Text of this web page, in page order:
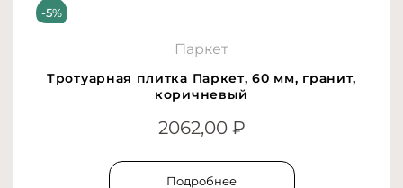
Паркет
Тротуарная плитка Паркет, 60 мм, гранит,
коричневый
2062,00 ₽
Подробнее